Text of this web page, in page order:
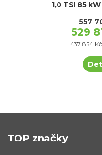
1,0 TSI 85
557
529
437 864
TOP značky